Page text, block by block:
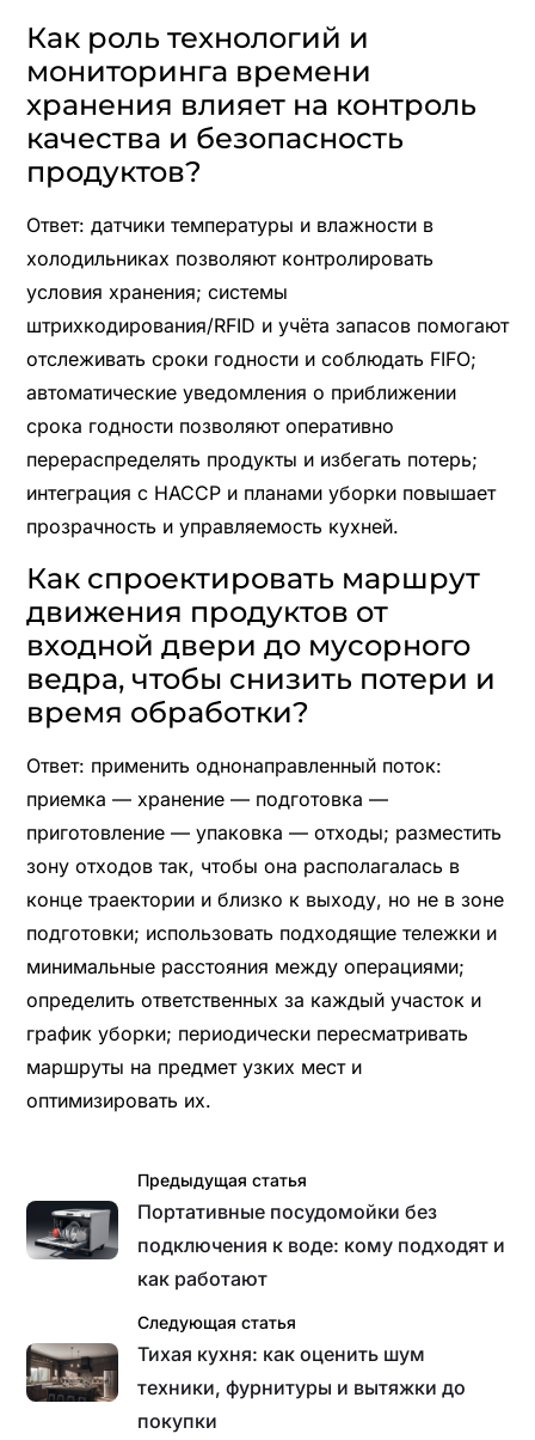
Как роль технологий и
мониторинга времени
хранения влияет на контроль
качества и безопасность
продуктов?
Ответ: датчики температуры и влажности в
холодильниках позволяют контролировать
условия хранения; системы
штрихкодирования/RFID и учёта запасов помогают
отслеживать сроки годности и соблюдать FIFO;
автоматические уведомления о приближении
срока годности позволяют оперативно
перераспределять продукты и избегать потерь;
интеграция с HACCP и планами уборки повышает
прозрачность и управляемость кухней.
Как спроектировать маршрут
движения продуктов от
входной двери до мусорного
ведра, чтобы снизить потери и
время обработки?
Ответ: применить однонаправленный поток:
приемка — хранение — подготовка —
приготовление — упаковка — отходы; разместить
зону отходов так, чтобы она располагалась в
конце траектории и близко к выходу, но не в зоне
подготовки; использовать подходящие тележки и
минимальные расстояния между операциями;
определить ответственных за каждый участок и
график уборки; периодически пересматривать
маршруты на предмет узких мест и
оптимизировать их.
Предыдущая статья
Портативные посудомойки без
подключения к воде: кому подходят и
как работают
Следующая статья
Тихая кухня: как оценить шум
техники, фурнитуры и вытяжки до
покупки